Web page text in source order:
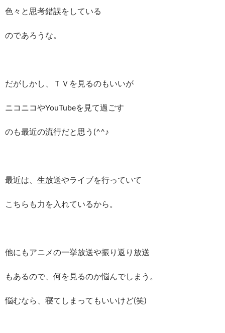
色々と思考錯誤をしている
のであろうな。
だがしかし、ＴＶを見るのもいいが
ニコニコやYouTubeを見て過ごす
のも最近の流行だと思う(^^♪
最近は、生放送やライブを行っていて
こちらも力を入れているから。
他にもアニメの一挙放送や振り返り放送
もあるので、何を見るのか悩んでしまう。
悩むなら、寝てしまってもいいけど(笑)